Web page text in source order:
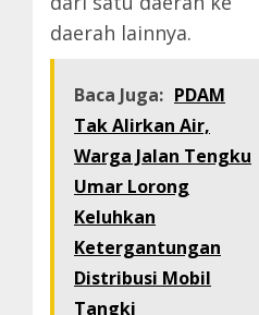
daerah lainnya.
Baca Juga: PDAM
Tak Alirkan Air,
Warga Jalan Tengku
Umar Lorong
Keluhkan
Ketergantungan
Distribusi Mobil
Tangki